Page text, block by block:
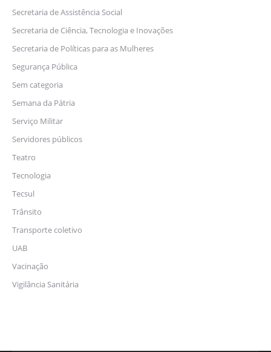
Secretaria de Assistência Social
Secretaria de Ciência, Tecnologia e Inovações
Secretaria de Políticas para as Mulheres
Segurança Pública
Sem categoria
Semana da Pátria
Serviço Militar
Servidores públicos
Teatro
Tecnologia
Tecsul
Trânsito
Transporte coletivo
UAB
Vacinação
Vigilância Sanitária